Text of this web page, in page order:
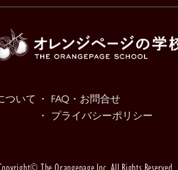
ついて ・ FAQ・お問合せ
・ プライバシーポリシー